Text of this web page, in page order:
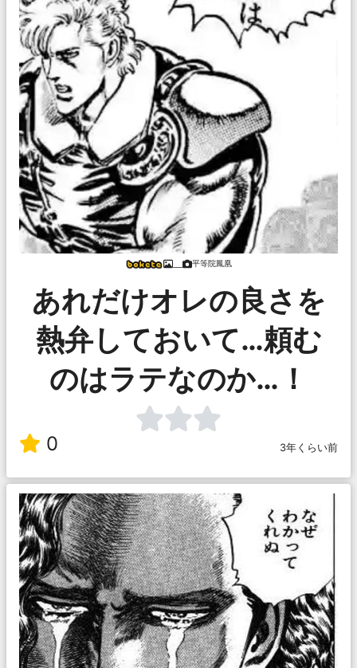
平等院鳳凰
あれだけオレの良さを
熱弁しておいて…頼む
のはラテなのか…！
0 3年くらい前